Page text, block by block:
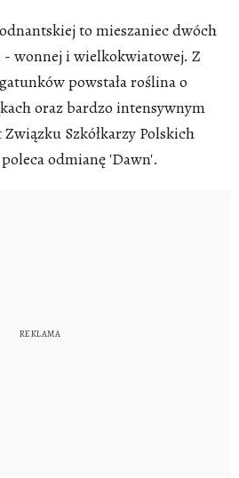
to mieszaniec dwóch
wonnej i wielkokwiatowej. Z
powstała roślina o
oraz bardzo intensywnym
Szkółkarzy Polskich
odmianę 'Dawn'.